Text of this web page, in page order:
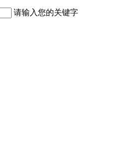
请输入您的关键字